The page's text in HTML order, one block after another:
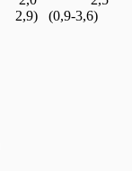
2,9) (0,9-3,6)